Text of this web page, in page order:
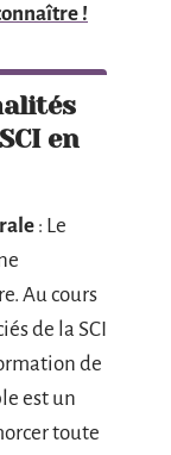
!
en
: Le
Au cours
de la SCI
de
est un
toute